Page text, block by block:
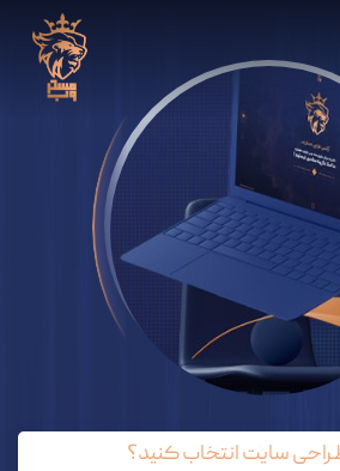
سایت انتخاب کنید؟